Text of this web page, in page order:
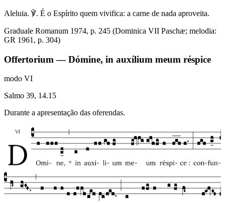
Aleluia. ℣. É o Espírito quem vivifica: a carne de nada aproveita.
Graduale Romanum 1974, p. 245 (Dominica VII Paschæ; melodia:
GR 1961, p. 304)
Offertorium — Dómine, in auxílium meum réspice
modo VI
Salmo 39, 14.15
Durante a apresentação das oferendas.